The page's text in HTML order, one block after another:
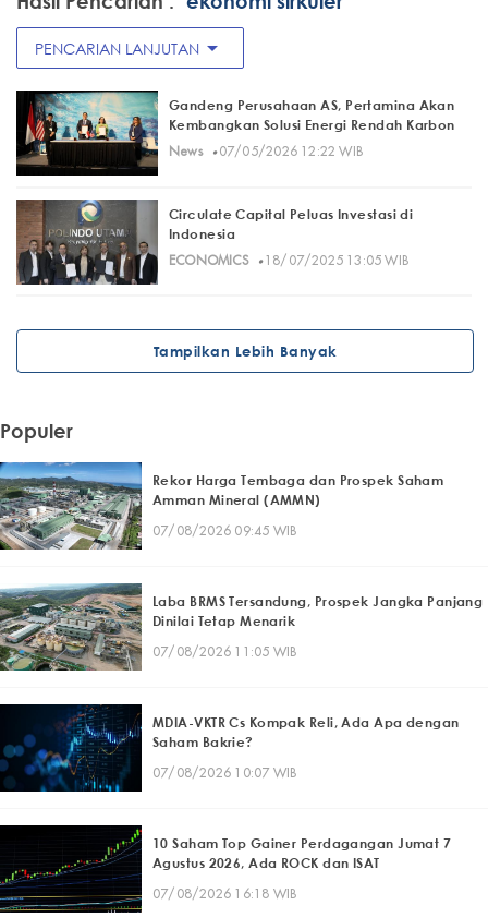
PENCARIAN LANJUTAN arrow_drop_down
Gandeng Perusahaan AS, Pertamina Akan
Kembangkan Solusi Energi Rendah Karbon
News· 07/05/2026 12:22 WIB
Circulate Capital Peluas Investasi di
Indonesia
ECONOMICS· 18/07/2025 13:05 WIB
Tampilkan Lebih Banyak
Populer
Rekor Harga Tembaga dan Prospek Saham
Amman Mineral (AMMN)
07/08/2026 09:45 WIB
Laba BRMS Tersandung, Prospek Jangka Panjang
Dinilai Tetap Menarik
07/08/2026 11:05 WIB
MDIA-VKTR Cs Kompak Reli, Ada Apa dengan
Saham Bakrie?
07/08/2026 10:07 WIB
10 Saham Top Gainer Perdagangan Jumat 7
Agustus 2026, Ada ROCK dan ISAT
07/08/2026 16:18 WIB